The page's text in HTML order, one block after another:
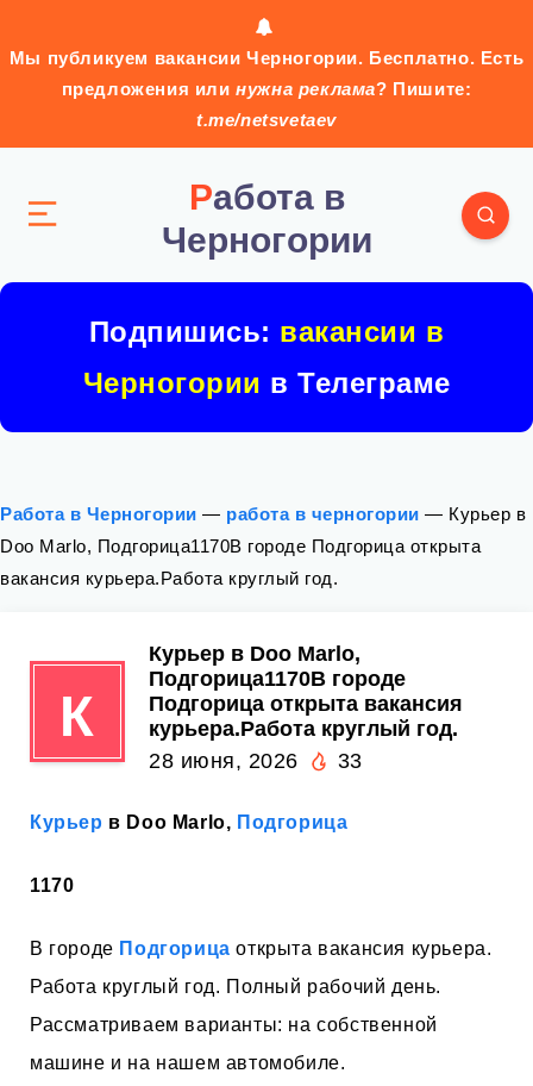
Мы публикуем вакансии Черногории. Бесплатно. Есть
предложения илинужна реклама? Пишите:
t.me/netsvetaev
Работа в
Черногории
Подпишись: вакансии в
Черногории в Телеграме
Работа в Черногории — работа в черногории — Курьер в
Doo Marlo, Подгорица1170В городе Подгорица открыта
вакансия курьера.Работа круглый год.
К
Курьер в Doo Marlo,
Подгорица1170В городе
Подгорица открыта вакансия
курьера.Работа круглый год.
28 июня, 2026
33
Курьер в Doo Marlo, Подгорица
1170
В городе Подгорица открыта вакансия курьера.
Работа круглый год. Полный рабочий день.
Рассматриваем варианты: на собственной
машине и на нашем автомобиле.